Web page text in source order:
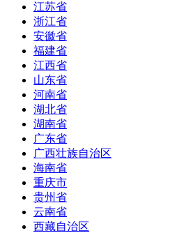
江苏省
浙江省
安徽省
福建省
江西省
山东省
河南省
湖北省
湖南省
广东省
广西壮族自治区
海南省
重庆市
贵州省
云南省
西藏自治区